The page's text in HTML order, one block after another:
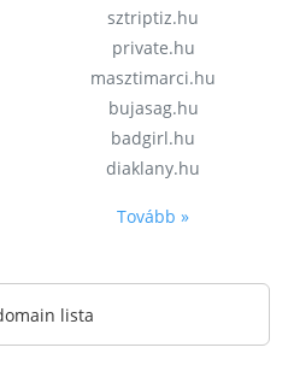
sztriptiz.hu
private.hu
masztimarci.hu
bujasag.hu
badgirl.hu
diaklany.hu
Tovább »
lista